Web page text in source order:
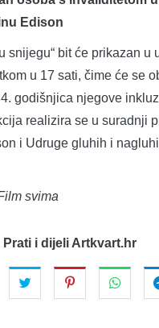
Edison
snijegu“ bit će prikazan u
u 17 sati, čime će se
godišnjica njegove
realizira se u suradnji
i Udruge gluhih i
svima
Prati i dijeli Artkvart.hr